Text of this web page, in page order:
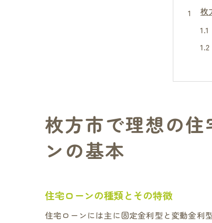
枚
住
枚方市で理想の
ンの基本
住宅ローンの種類とその特徴
住宅ローンには主に固定金利型と変動金利